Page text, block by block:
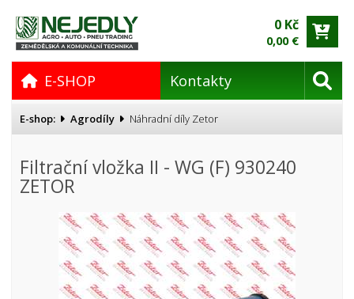
0 Kč
0,00 €
E-SHOP Kontakty
E-shop: Agrodíly Náhradní díly Zetor
Filtrační vložka II - WG (F) 930240
ZETOR